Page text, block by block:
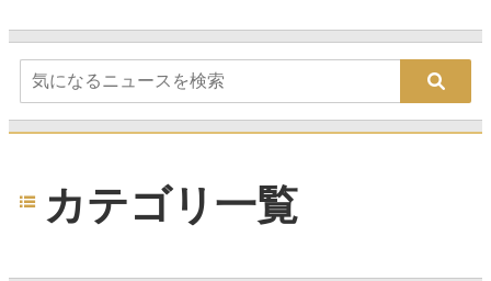
カテゴリ一覧